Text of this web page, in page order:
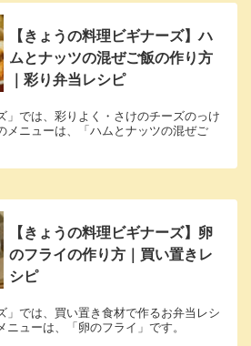
【きょうの料理ビギナーズ】ハ
ムとナッツの混ぜご飯の作り方
｜彩り弁当レシピ
」では、彩りよく・さけのチーズのっけ
メニューは、「ハムとナッツの混ぜご
【きょうの料理ビギナーズ】卵
のフライの作り方｜買い置きレ
シピ
」では、買い置き食材で作るお弁当レシ
ューは、「卵のフライ」です。